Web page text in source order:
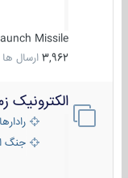
Missile
3,962 ارسال ها
الکترونیک
جنگ